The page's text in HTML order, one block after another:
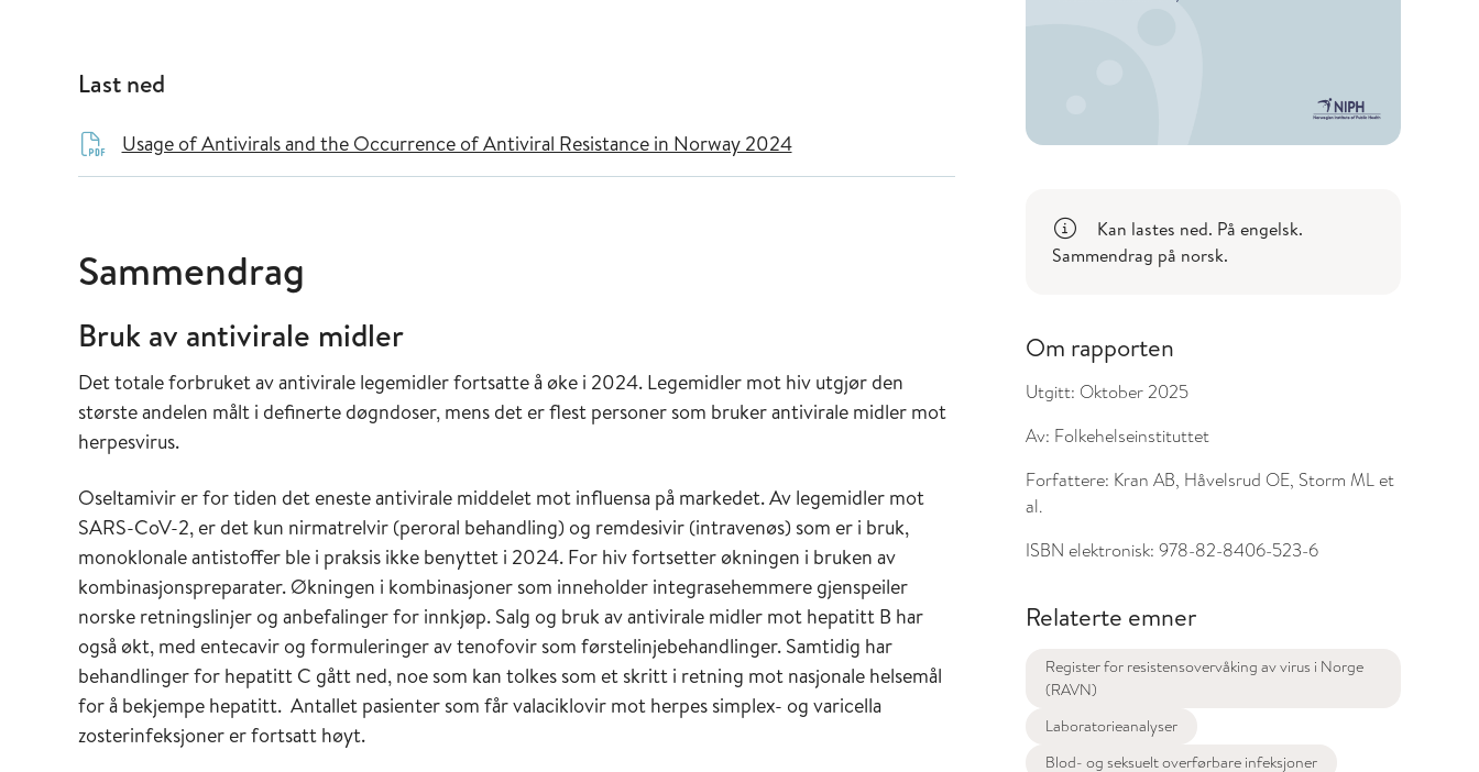
Last ned
Usage of Antivirals and the Occurrence of Antiviral Resistance in Norway 2024
Sammendrag
Bruk av antivirale midler
Det totale forbruket av antivirale legemidler fortsatte å øke i 2024. Legemidler mot hiv utgjør den
største andelen målt i definerte døgndoser, mens det er flest personer som bruker antivirale midler mot
herpesvirus.
Oseltamivir er for tiden det eneste antivirale middelet mot influensa på markedet. Av legemidler mot
SARS-CoV-2, er det kun nirmatrelvir (peroral behandling) og remdesivir (intravenøs) som er i bruk,
monoklonale antistoffer ble i praksis ikke benyttet i 2024. For hiv fortsetter økningen i bruken av
kombinasjonspreparater. Økningen i kombinasjoner som inneholder integrasehemmere gjenspeiler
norske retningslinjer og anbefalinger for innkjøp. Salg og bruk av antivirale midler mot hepatitt B har
også økt, med entecavir og formuleringer av tenofovir som førstelinjebehandlinger. Samtidig har
behandlinger for hepatitt C gått ned, noe som kan tolkes som et skritt i retning mot nasjonale helsemål
for å bekjempe hepatitt. Antallet pasienter som får valaciklovir mot herpes simplex- og varicella
zosterinfeksjoner er fortsatt høyt.
Kan lastes ned. På engelsk.
Sammendrag på norsk.
Om rapporten
Utgitt: Oktober 2025
Av: Folkehelseinstituttet
Forfattere: Kran AB, Håvelsrud OE, Storm ML et
al.
ISBN elektronisk: 978-82-8406-523-6
Relaterte emner
Register for resistensovervåking av virus i Norge
(RAVN)
Laboratorieanalyser
Blod- og seksuelt overførbare infeksjoner